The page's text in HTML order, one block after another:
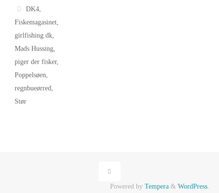
DK4
Fiskemagasinet
girlfishing.dk
Mads Hussing
piger der fisker,
Poppelsøen
regnbueørred
Stør
Powered by Tempera & WordPress.